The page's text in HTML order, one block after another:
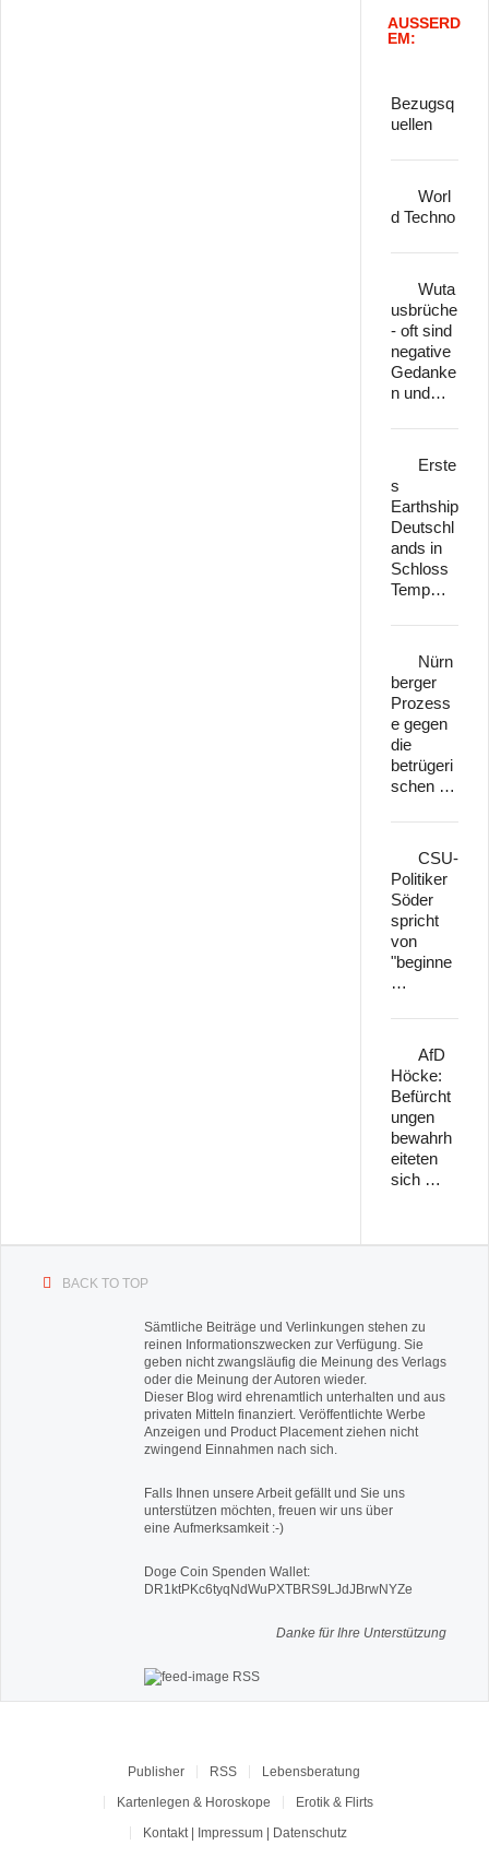
AUSSERD
EM:
Bezugsq
uellen
Worl
d Techno
Wuta
usbrüche
- oft sind
negative
Gedanke
n und…
Erste
s
Earthship
Deutschl
ands in
Schloss
Temp…
Nürn
berger
Prozess
e gegen
die
betrügeri
schen …
CSU-
Politiker
Söder
spricht
von
"beginne
…
AfD
Höcke:
Befürcht
ungen
bewahrh
eiteten
sich …
BACK TO TOP
Sämtliche Beiträge und Verlinkungen stehen zu
reinen Informationszwecken zur Verfügung. Sie
geben nicht zwangsläufig die Meinung des Verlags
oder die Meinung der Autoren wieder.
Dieser Blog wird ehrenamtlich unterhalten und aus
privaten Mitteln finanziert. Veröffentlichte Werbe
Anzeigen und Product Placement ziehen nicht
zwingend Einnahmen nach sich.
Falls Ihnen unsere Arbeit gefällt und Sie uns
unterstützen möchten, freuen wir uns über
eine Aufmerksamkeit :-)
Doge Coin Spenden Wallet:
DR1ktPKc6tyqNdWuPXTBRS9LJdJBrwNYZe
Danke für Ihre Unterstützung
RSS
Publisher RSS
Lebensberatung
Kartenlegen & Horoskope
Erotik & Flirts
Kontakt | Impressum | Datenschutz